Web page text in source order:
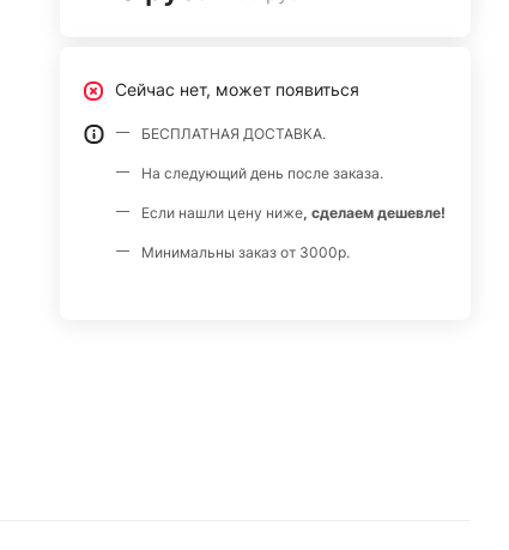
Сейчас нет, может появиться
БЕСПЛАТНАЯ ДОСТАВКА.
На следующий день после заказа.
Если нашли цену ниже, сделаем дешевле!
Минимальны заказ от 3000р.